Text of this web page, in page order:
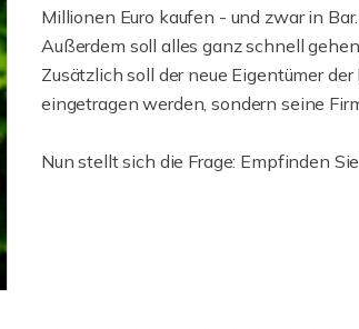
Millionen Euro kaufen - und zwar in Bar.
Außerdem soll alles ganz schnell
Zusätzlich soll der neue Eigentümer
eingetragen werden, sondern seine
Nun stellt sich die Frage: Empfinden